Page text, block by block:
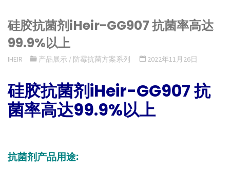
硅胶抗菌剂iHeir-GG907 抗菌率高达
99.9%以上
IHEIR 产品展示 / 防霉抗菌方案系列 2022年11月26日
硅胶抗菌剂iHeir-GG907 抗
菌率高达99.9%以上
抗菌剂产品用途: